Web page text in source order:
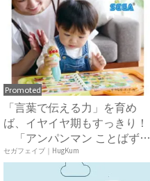
Promoted
「言葉で伝える力」を育め
ば、イヤイヤ期もすっきり！
「アンパンマン ことばずか
ん...
セガフェイブ｜HugKum